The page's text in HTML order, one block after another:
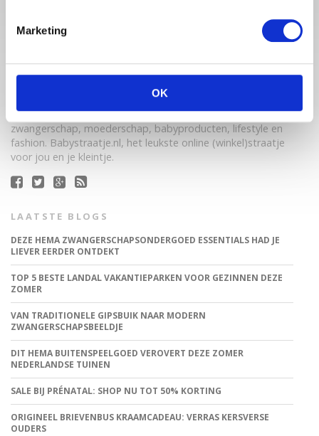
Marketing
OK
Babystraatje.nl is een uniek platform voor aanstaande en
jonge moeders. Een online ontmoetingsplek vol
inspirerende blogs en handige artikelen op het gebied van
zwangerschap, moederschap, babyproducten, lifestyle en
fashion. Babystraatje.nl, het leukste online (winkel)straatje
voor jou en je kleintje.
LAATSTE BLOGS
DEZE HEMA ZWANGERSCHAPSONDERGOED ESSENTIALS HAD JE
LIEVER EERDER ONTDEKT
TOP 5 BESTE LANDAL VAKANTIEPARKEN VOOR GEZINNEN DEZE
ZOMER
VAN TRADITIONELE GIPSBUIK NAAR MODERN
ZWANGERSCHAPSBEELDJE
DIT HEMA BUITENSPEELGOED VEROVERT DEZE ZOMER
NEDERLANDSE TUINEN
SALE BIJ PRÉNATAL: SHOP NU TOT 50% KORTING
ORIGINEEL BRIEVENBUS KRAAMCADEAU: VERRAS KERSVERSE
OUDERS